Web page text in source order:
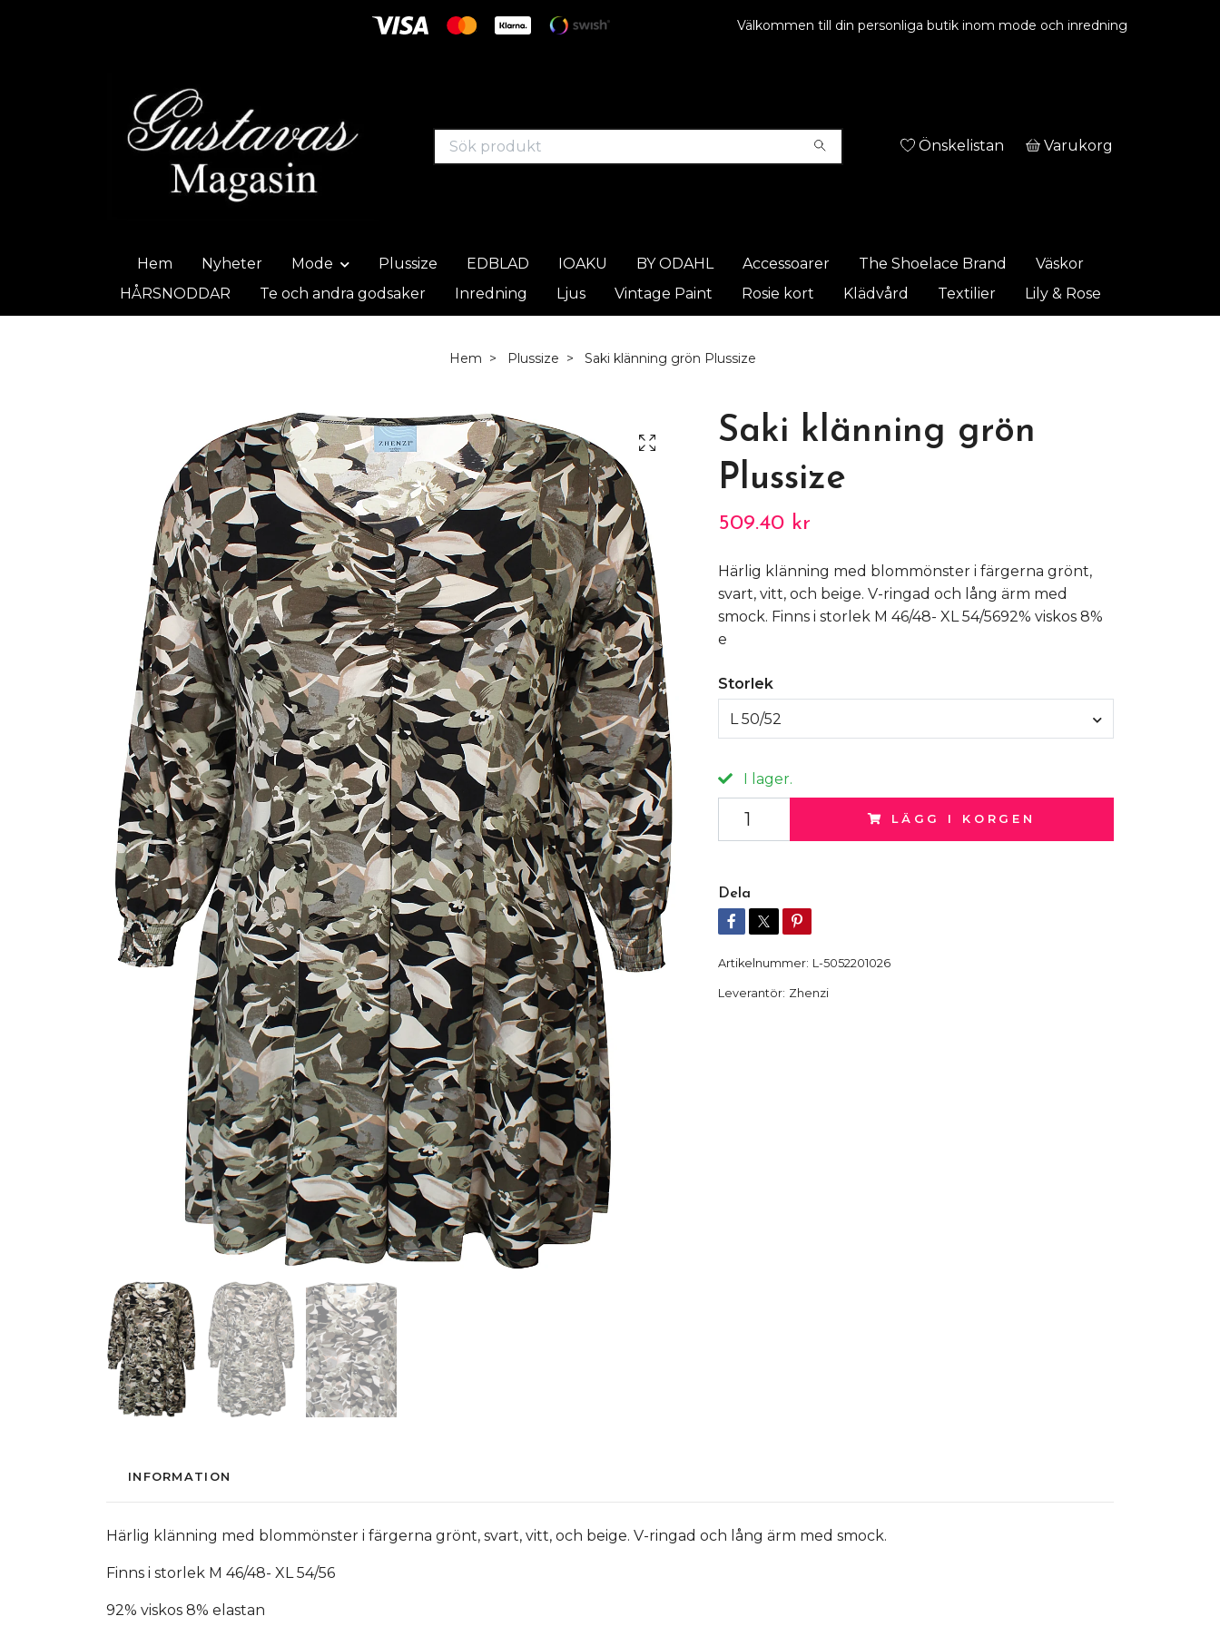
Välkommen till din personliga butik inom mode och inredning
Önskelistan Varukorg
Hem Nyheter Mode Plussize EDBLAD IOAKU BY ODAHL Accessoarer The Shoelace Brand
Väskor
HÅRSNODDAR
Te och andra godsaker Inredning Ljus Vintage Paint Rosie kort Klädvård Textilier Lily & Rose
Hem Plussize Saki klänning grön Plussize
Saki klänning grön
Plussize
509.40 kr
Härlig klänning med blommönster i färgerna grönt,
svart, vitt, och beige. V-ringad och lång ärm med
smock. Finns i storlek M 46/48- XL 54/5692% viskos 8%
e
Storlek
L 50/52
I lager.
LÄGG I KORGEN
Dela
Artikelnummer: L-5052201026
Leverantör: Zhenzi
INFORMATION
Härlig klänning med blommönster i färgerna grönt, svart, vitt, och beige. V-ringad och lång ärm med smock.
Finns i storlek M 46/48- XL 54/56
92% viskos 8% elastan